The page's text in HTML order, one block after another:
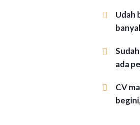
Udah
ada
CV